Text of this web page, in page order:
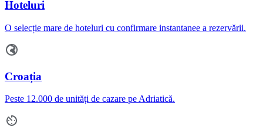
Hoteluri
O selecție mare de hoteluri cu confirmare instantanee a rezervării.
Croația
Peste 12.000 de unități de cazare pe Adriatică.